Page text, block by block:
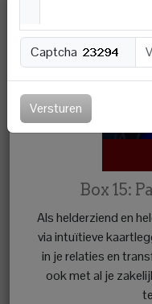
Box 15:
Als helderziend en
via intuïtieve
in je relaties en
ook met al je
Captcha
Versturen